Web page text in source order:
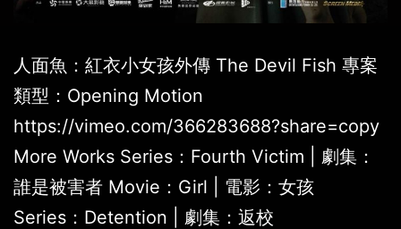
人面魚：紅衣小女孩外傳 The Devil Fish 專案
類型：Opening Motion
https://vimeo.com/366283688?share=copy
More Works Series：Fourth Victim | 劇集：
誰是被害者 Movie：Girl | 電影：女孩
Series：Detention | 劇集：返校